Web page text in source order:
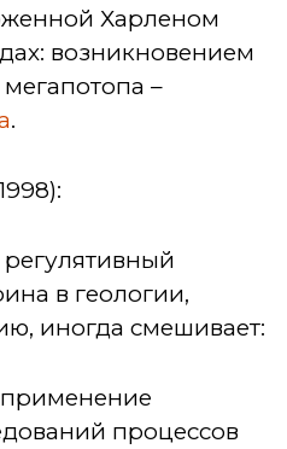
Харленом
возникновением
–
.
в геологии,
иногда смешивает:
применение
процессов